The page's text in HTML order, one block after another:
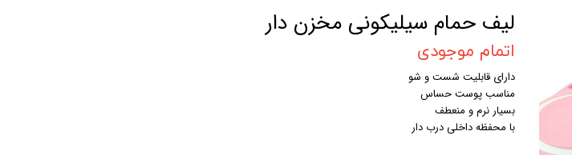
لیف حمام سیلیکونی مخزن دار
اتمام موجودی
دارای قابلیت شست و شو
مناسب پوست حساس
بسیار نرم و منعطف
با محفظه داخلی درب دار